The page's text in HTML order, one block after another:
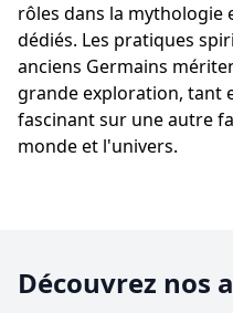
rôles dans la mythologie
dédiés. Les pratiques
anciens Germains
grande exploration, tant
fascinant sur une autre
monde et l'univers.
Découvrez nos